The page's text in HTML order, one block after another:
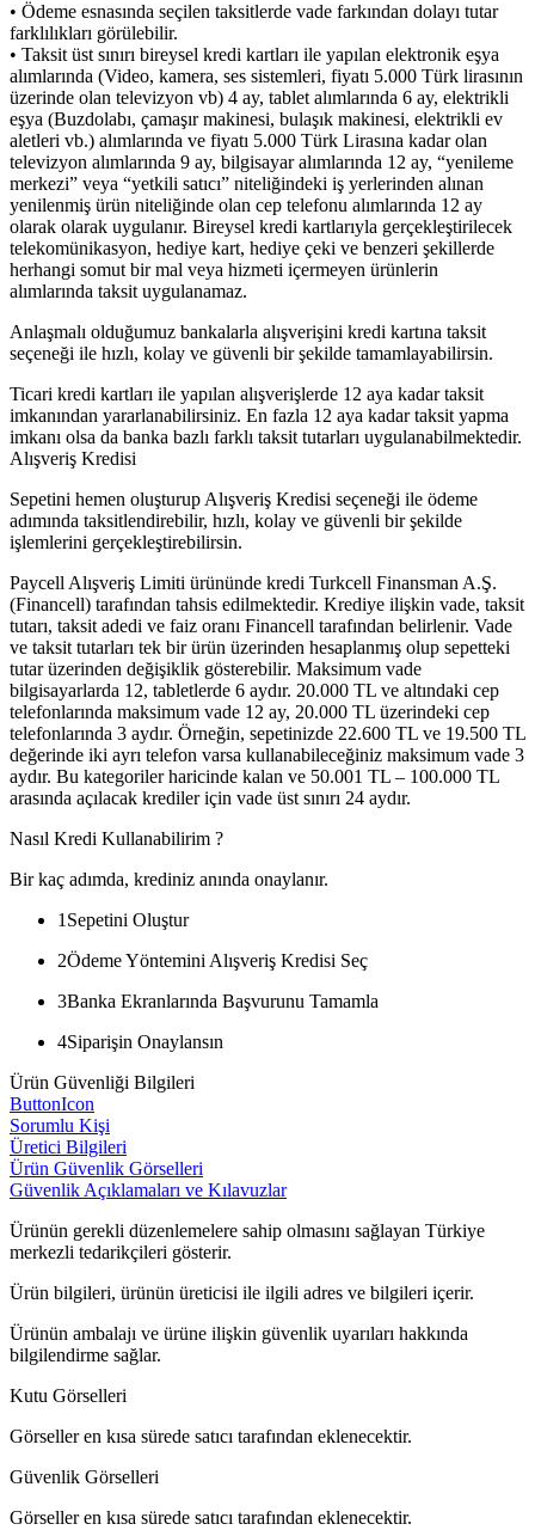
• Ödeme esnasında seçilen taksitlerde vade farkından dolayı tutar
farklılıkları görülebilir.
• Taksit üst sınırı bireysel kredi kartları ile yapılan elektronik eşya
alımlarında (Video, kamera, ses sistemleri, fiyatı 5.000 Türk lirasının
üzerinde olan televizyon vb) 4 ay, tablet alımlarında 6 ay, elektrikli
eşya (Buzdolabı, çamaşır makinesi, bulaşık makinesi, elektrikli ev
aletleri vb.) alımlarında ve fiyatı 5.000 Türk Lirasına kadar olan
televizyon alımlarında 9 ay, bilgisayar alımlarında 12 ay, “yenileme
merkezi” veya “yetkili satıcı” niteliğindeki iş yerlerinden alınan
yenilenmiş ürün niteliğinde olan cep telefonu alımlarında 12 ay
olarak olarak uygulanır. Bireysel kredi kartlarıyla gerçekleştirilecek
telekomünikasyon, hediye kart, hediye çeki ve benzeri şekillerde
herhangi somut bir mal veya hizmeti içermeyen ürünlerin
alımlarında taksit uygulanamaz.
Anlaşmalı olduğumuz bankalarla alışverişini kredi kartına taksit
seçeneği ile hızlı, kolay ve güvenli bir şekilde tamamlayabilirsin.
Ticari kredi kartları ile yapılan alışverişlerde 12 aya kadar taksit
imkanından yararlanabilirsiniz. En fazla 12 aya kadar taksit yapma
imkanı olsa da banka bazlı farklı taksit tutarları uygulanabilmektedir.
Alışveriş Kredisi
Sepetini hemen oluşturup Alışveriş Kredisi seçeneği ile ödeme
adımında taksitlendirebilir, hızlı, kolay ve güvenli bir şekilde
işlemlerini gerçekleştirebilirsin.
Paycell Alışveriş Limiti ürününde kredi Turkcell Finansman A.Ş.
(Financell) tarafından tahsis edilmektedir. Krediye ilişkin vade, taksit
tutarı, taksit adedi ve faiz oranı Financell tarafından belirlenir. Vade
ve taksit tutarları tek bir ürün üzerinden hesaplanmış olup sepetteki
tutar üzerinden değişiklik gösterebilir. Maksimum vade
bilgisayarlarda 12, tabletlerde 6 aydır. 20.000 TL ve altındaki cep
telefonlarında maksimum vade 12 ay, 20.000 TL üzerindeki cep
telefonlarında 3 aydır. Örneğin, sepetinizde 22.600 TL ve 19.500 TL
değerinde iki ayrı telefon varsa kullanabileceğiniz maksimum vade 3
aydır. Bu kategoriler haricinde kalan ve 50.001 TL – 100.000 TL
arasında açılacak krediler için vade üst sınırı 24 aydır.
Nasıl Kredi Kullanabilirim ?
Bir kaç adımda, krediniz anında onaylanır.
1 Sepetini Oluştur
2Ödeme Yöntemini Alışveriş Kredisi Seç
3Banka Ekranlarında Başvurunu Tamamla
4Siparişin Onaylansın
Ürün Güvenliği Bilgileri
ButtonIcon
Sorumlu Kişi
Üretici Bilgileri
Ürün Güvenlik Görselleri
Güvenlik Açıklamaları ve Kılavuzlar
Ürünün gerekli düzenlemelere sahip olmasını sağlayan Türkiye
merkezli tedarikçileri gösterir.
Ürün bilgileri, ürünün üreticisi ile ilgili adres ve bilgileri içerir.
Ürünün ambalajı ve ürüne ilişkin güvenlik uyarıları hakkında
bilgilendirme sağlar.
Kutu Görselleri
Görseller en kısa sürede satıcı tarafından eklenecektir.
Güvenlik Görselleri
Görseller en kısa sürede satıcı tarafından eklenecektir.